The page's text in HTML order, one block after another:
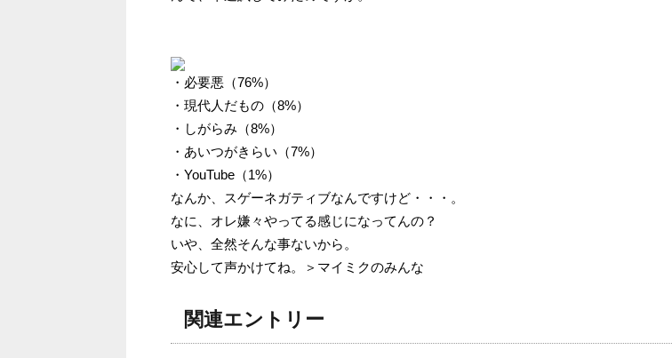
・必要悪（76%）
・現代人だもの（8%）
・しがらみ（8%）
・あいつがきらい（7%）
・YouTube（1%）
なんか、スゲーネガティブなんですけど・・・。
なに、オレ嫌々やってる感じになってんの？
いや、全然そんな事ないから。
安心して声かけてね。＞マイミクのみんな
関連エントリー